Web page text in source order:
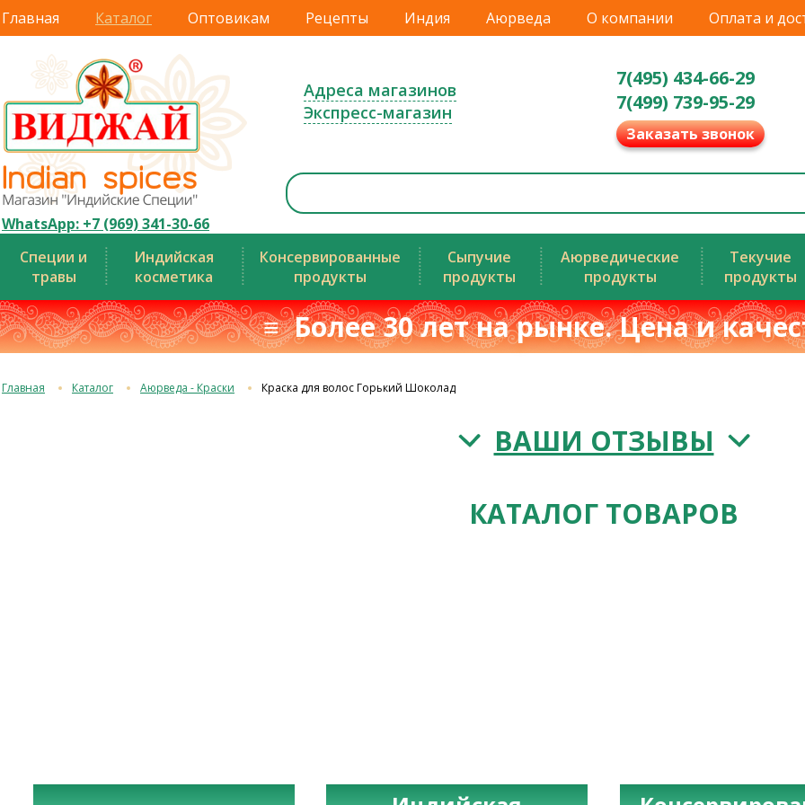
Главная Каталог Оптовикам Рецепты Индия Аюрведа О компании Оплата и
WhatsApp: +7 (969) 341-30-66
Адреса магазинов
Экспресс-магазин
7(495) 434-66-29
7(499) 739-95-29
Заказать звонок
Специи и
травы
Индийская
косметика
Консервированные
продукты
Сыпучие
продукты
Аюрведические
продукты
Текучие
продукты
≡ Более 30 лет на рынке. Цена и
Главная Каталог Аюрведа - Краски Краска для волос Горький Шоколад
ВАШИ ОТЗЫВЫ
КАТАЛОГ ТОВАРОВ